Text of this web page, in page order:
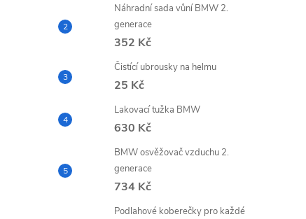
Náhradní sada vůní BMW 2.
generace
352 Kč
Čistící ubrousky na helmu
25 Kč
Lakovací tužka BMW
630 Kč
BMW osvěžovač vzduchu 2.
generace
734 Kč
Podlahové koberečky pro každé